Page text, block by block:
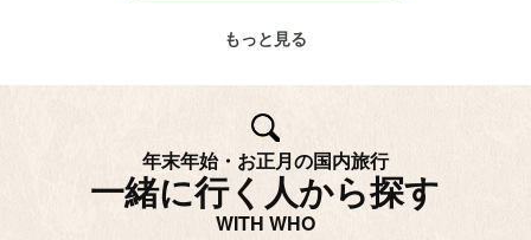
ホテル 空室状況
高速バス レンタカー アクティビティ
売りつくしセール 道後温泉 三朝温泉 玉造温泉
もっと見る
年末年始・お正月の国内旅行
一緒に行く人から探す
WITH WHO